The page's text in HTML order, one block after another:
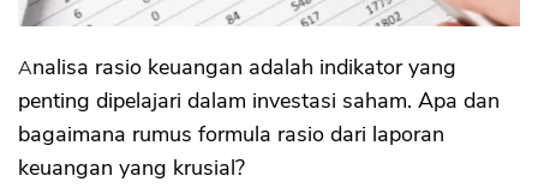
Analisa rasio keuangan adalah indikator yang
penting dipelajari dalam investasi saham. Apa dan
bagaimana rumus formula rasio dari laporan
keuangan yang krusial?